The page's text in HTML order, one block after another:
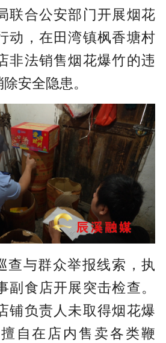
联合公安部门开展烟花
动，在田湾镇枫香塘村
非法销售烟花爆竹的违
安全隐患。
查与群众举报线索，执
副食店开展突击检查。
铺负责人未取得烟花爆
自在店内售卖各类鞭